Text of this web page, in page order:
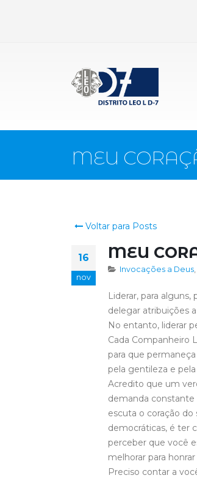
MEU
Voltar para Posts
16
nov
MEU
Invocações a Deus,
Liderar, para
delegar atribuições
No entanto, liderar
Cada Companheiro
para que
pela gentileza e
Acredito que um
demanda constante
escuta o coração
democráticas, é ter
perceber que você
melhorar para
Preciso contar a